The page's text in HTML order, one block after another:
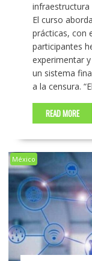
infraestructura
El curso
prácticas, con
participantes
experimentar
un sistema
a la censura.
READ MORE
México